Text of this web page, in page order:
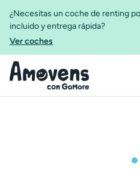
¿Necesitas un coche de renting
incluido y entrega rápida?
Ver coches